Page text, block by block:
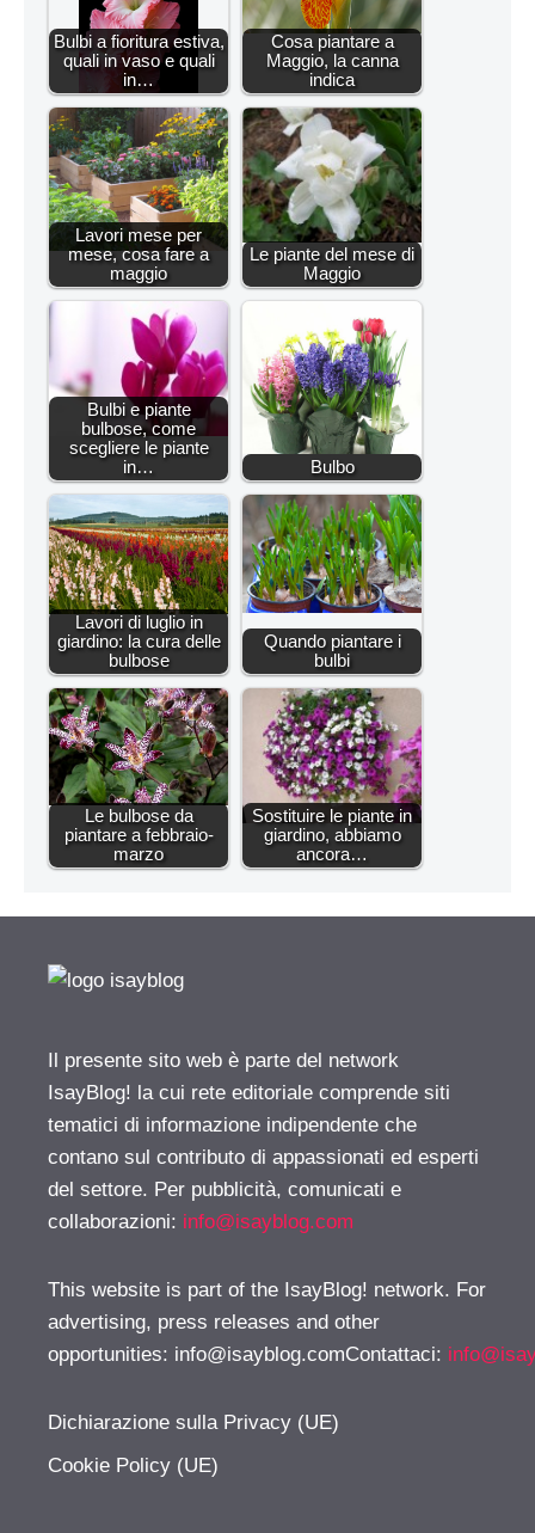
Bulbi a fioritura estiva,
quali in vaso e quali
in…
Cosa piantare a
Maggio, la canna
indica
Lavori mese per
mese, cosa fare a
maggio
Le piante del mese di
Maggio
Bulbi e piante
bulbose, come
scegliere le piante
in…
Bulbo
Lavori di luglio in
giardino: la cura delle
bulbose
Quando piantare i
bulbi
Le bulbose da
piantare a febbraio-
marzo
Sostituire le piante in
giardino, abbiamo
ancora…
Il presente sito web è parte del network
IsayBlog! la cui rete editoriale comprende siti
tematici di informazione indipendente che
contano sul contributo di appassionati ed esperti
del settore. Per pubblicità, comunicati e
collaborazioni: info@isayblog.com
This website is part of the IsayBlog! network. For
advertising, press releases and other
opportunities: info@isayblog.comContattaci:
Dichiarazione sulla Privacy (UE)
Cookie Policy (UE)